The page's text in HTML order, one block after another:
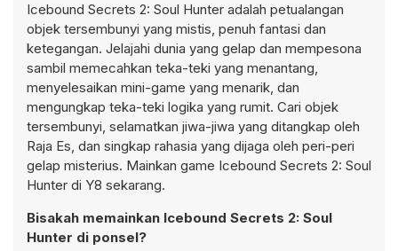
Icebound Secrets 2: Soul Hunter adalah petualangan
objek tersembunyi yang mistis, penuh fantasi dan
ketegangan. Jelajahi dunia yang gelap dan mempesona
sambil memecahkan teka-teki yang menantang,
menyelesaikan mini-game yang menarik, dan
mengungkap teka-teki logika yang rumit. Cari objek
tersembunyi, selamatkan jiwa-jiwa yang ditangkap oleh
Raja Es, dan singkap rahasia yang dijaga oleh peri-peri
gelap misterius. Mainkan game Icebound Secrets 2: Soul
Hunter di Y8 sekarang.
Bisakah memainkan Icebound Secrets 2: Soul
Hunter di ponsel?